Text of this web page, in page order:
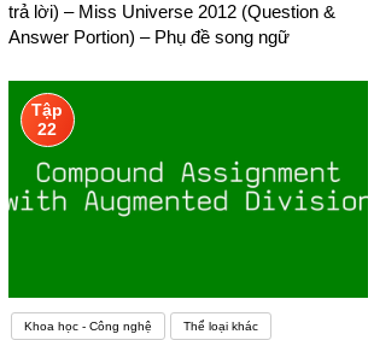
trả lời) – Miss Universe 2012 (Question &
Answer Portion) – Phụ đề song ngữ
Tập
22
Khoa học - Công nghệ Thể loại khác